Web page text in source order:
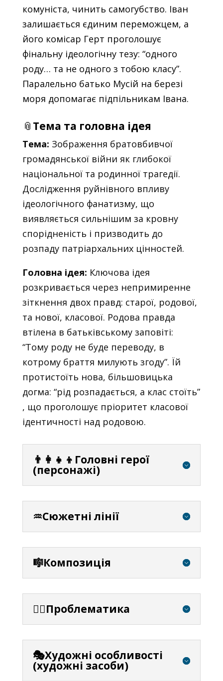
комуніста, чинить самогубство. Іван
залишається єдиним переможцем, а
його комісар Герт проголошує
фінальну ідеологічну тезу: “одного
роду… та не одного з тобою класу”.
Паралельно батько Мусій на березі
моря допомагає підпільникам Івана.
📎 Тема та головна ідея
Тема: Зображення братовбивчої
громадянської війни як глибокої
національної та родинної трагедії.
Дослідження руйнівного впливу
ідеологічного фанатизму, що
виявляється сильнішим за кровну
спорідненість і призводить до
розпаду патріархальних цінностей.
Головна ідея: Ключова ідея
розкривається через непримиренне
зіткнення двох правд: старої, родової,
та нової, класової. Родова правда
втілена в батьківському заповіті:
“Тому роду не буде переводу, в
котрому браття милують згоду”. Їй
протистоїть нова, більшовицька
догма: “рід розпадається, а клас стоїть”
, що проголошує пріоритет класової
ідентичності над родовою.
👨‍👩‍👧‍👦Головні герої
(персонажі)
♒Сюжетні лінії
🎼Композиція
⛓️‍💥Проблематика
🎭Художні особливості
(художні засоби)